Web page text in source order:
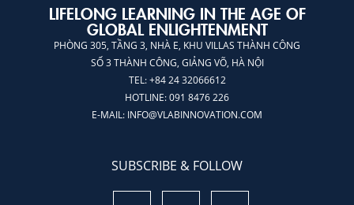
LIFELONG LEARNING IN THE AGE OF
GLOBAL ENLIGHTENMENT
PHÒNG 305, TẦNG 3, NHÀ E, KHU VILLAS THÀNH CÔNG
SỐ 3 THÀNH CÔNG, GIẢNG VÕ, HÀ NỘI
TEL: +84 24 32066612
HOTLINE: 091 8476 226
E-MAIL: INFO@VLABINNOVATION.COM
SUBSCRIBE & FOLLOW